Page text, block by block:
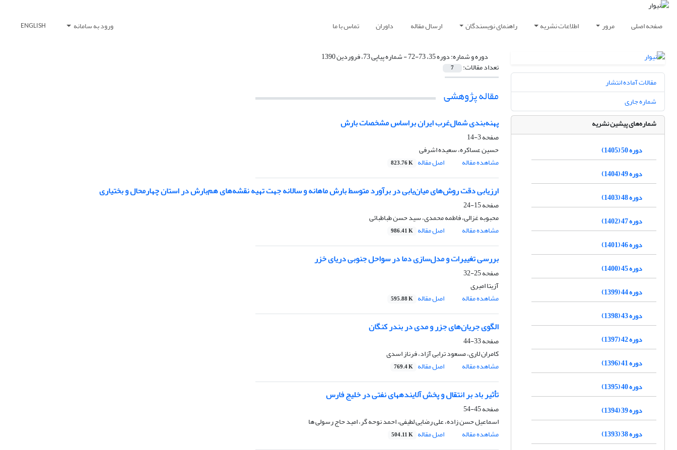
صفحه اصلی مرور اطلاعات نشریه راهنمای نویسندگان ارسال مقاله داوران تماس با ما ورود به سامانه ENGLISH
دوره و شماره:دوره 35، 73-72 - شماره پیاپی 73، فروردین 1390
تعداد مقالات: 7
مقاله پژوهشی
پهنه‌بندی شمال‌غرب ایران براساس مشخصات بارش
صفحه3-14
حسین عساکره، سعیده اشرفی
مشاهده مقاله
اصل مقاله 823.76 K
ارزیابی دقت روش‌های میان‌یابی در برآورد متوسط بارش ماهانه و سالانه جهت تهیه نقشه‌های هم‌بارش در استان چهارمحال و بختیاری
صفحه15-24
محبوبه غزالی، فاطمه محمدی، سید حسن طباطبائی
مشاهده مقاله
اصل مقاله 986.41 K
بررسی تغییرات و مدل‌سازی دما در سواحل جنوبی دریای خزر
صفحه25-32
آزیتا امیری
مشاهده مقاله
اصل مقاله 595.88 K
الگوی جریان‌های جزر و مدی در بندر کنگان
صفحه33-44
کامران لاری، مسعود ترابی آزاد، فرناز اسدی
مشاهده مقاله
اصل مقاله 769.4 K
تأثیر باد بر انتقال و پخش آلاینده‏های نفتی در خلیج فارس
صفحه45-54
اسماعیل حسن‏ زاده، علی رضایی لطیفی، احمد نوحه‏ گر، امید حاج‏ رسولی ها
مشاهده مقاله
اصل مقاله 504.11 K
مقالات آماده انتشار
شماره جاری
شماره‌های پیشین نشریه
دوره 50 (1405)
دوره 49 (1404)
دوره 48 (1403)
دوره 47 (1402)
دوره 46 (1401)
دوره 45 (1400)
دوره 44 (1399)
دوره 43 (1398)
دوره 42 (1397)
دوره 41 (1396)
دوره 40 (1395)
دوره 39 (1394)
دوره 38 (1393)